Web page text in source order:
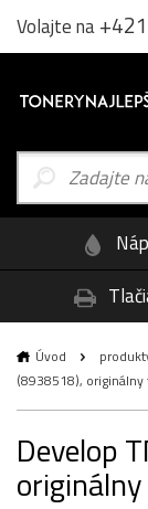
Volajte na
Úvod
(8938518), originálny
Develop